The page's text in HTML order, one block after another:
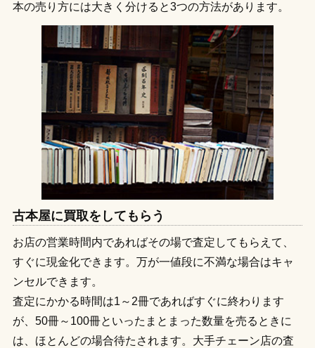
本の売り方には大きく分けると3つの方法があります。
古本屋に買取をしてもらう
お店の営業時間内であればその場で査定してもらえて、
すぐに現金化できます。万が一値段に不満な場合はキャ
ンセルできます。
査定にかかる時間は1～2冊であればすぐに終わります
が、50冊～100冊といったまとまった数量を売るときに
は、ほとんどの場合待たされます。大手チェーン店の査